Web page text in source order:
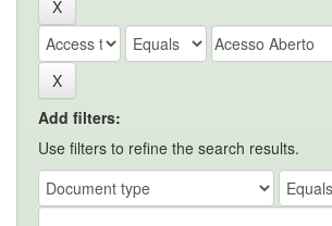
Add filters:
Use filters to refine the search results.